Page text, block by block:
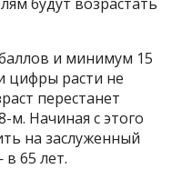
и минимум 15
цифры расти не
перестанет
м. Начиная с этого
на заслуженный
65 лет.